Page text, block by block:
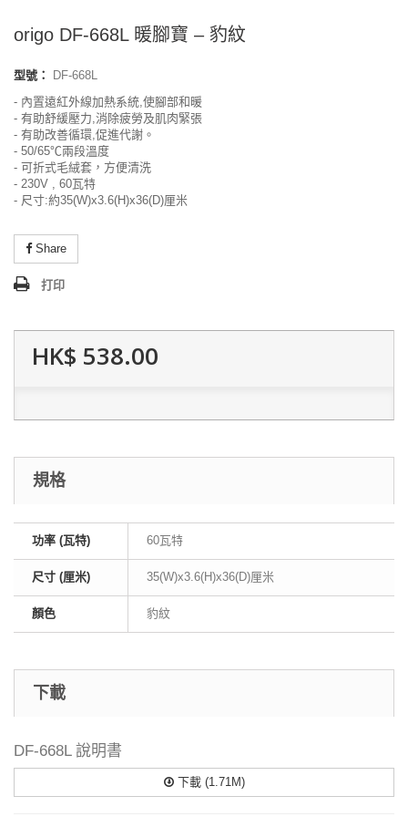
origo DF-668L 暖腳寶 – 豹紋
型號：
DF-668L
- 內置遠紅外線加熱系統,使腳部和暖
- 有助舒緩壓力,消除疲勞及肌肉緊張
- 有助改善循環,促進代謝。
- 50/65℃兩段溫度
- 可折式毛絨套，方便清洗
- 230V , 60瓦特
- 尺寸:約35(W)x3.6(H)x36(D)厘米
Share
打印
HK$ 538.00
規格
功率 (瓦特) 60瓦特
尺寸 (厘米) 35(W)x3.6(H)x36(D)厘米
顏色 豹紋
下載
DF-668L 說明書
下載 (1.71M)